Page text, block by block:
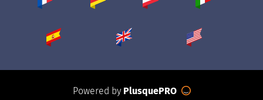
Powered by PlusquePRO